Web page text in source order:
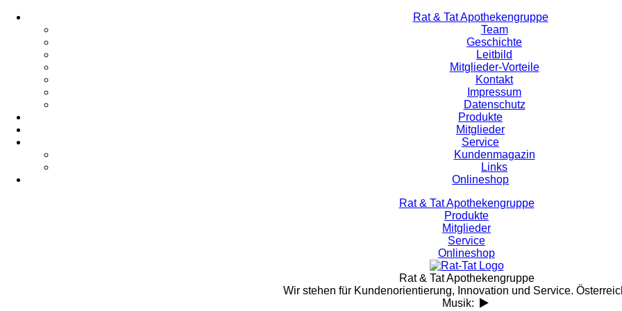
Rat & Tat Apothekengruppe
Team
Geschichte
Leitbild
Mitglieder-Vorteile
Kontakt
Impressum
Datenschutz
Produkte
Mitglieder
Service
Kundenmagazin
Links
Onlineshop
Rat & Tat Apothekengruppe
Produkte
Mitglieder
Service
Onlineshop
Rat & Tat Apothekengruppe
Wir stehen für Kundenorientierung, Innovation und Service.
Musik: